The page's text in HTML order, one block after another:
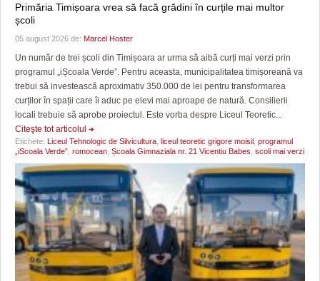
Primăria Timișoara vrea să facă grădini în curțile mai multor
școli
05 august 2026 de: Marcel Hoster
Un număr de trei școli din Timișoara ar urma să aibă curți mai verzi prin
programul „iȘcoala Verde”. Pentru aceasta, municipalitatea timișoreană va
trebui să investească aproximativ 350.000 de lei pentru transformarea
curților în spații care îi aduc pe elevi mai aproape de natură. Consilierii
locali trebuie să aprobe proiectul. Este vorba despre Liceul Teoretic...
Citeşte tot articolul
Etichete: Liceul Tehnologic de Silvicultura liceul teoretic grigore moisil programul
„iScoala Verde” romocean Școala Gimnaziala nr. 21 Vicentiu Babes scoli mai verzi